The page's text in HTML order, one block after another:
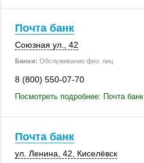
Почта банк
Союзная ул., 42
Банки: Обслуживание физ. лиц
8 (800) 550-07-70
Посмотреть подробнее: Почта банк
Почта банк
ул. Ленина, 42 Киселёвск